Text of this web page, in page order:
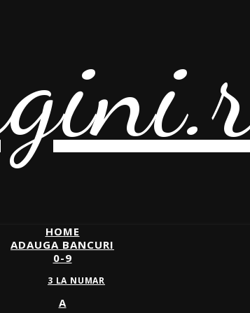
HOME
ADAUGA BANCURI
0-9
3 LA NUMAR
A